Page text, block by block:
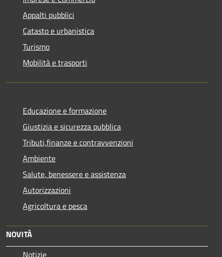
Appalti pubblici
Catasto e urbanistica
Turismo
Mobilità e trasporti
Educazione e formazione
Giustizia e sicurezza pubblica
Tributi,finanze e contravvenzioni
Ambiente
Salute, benessere e assistenza
Autorizzazioni
Agricoltura e pesca
NOVITÀ
Notizie